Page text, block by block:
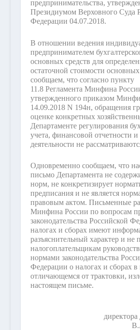
предпринимательства,
Президиумом Верховного Суда
Федерации 04.07.2018.
В отношении ведения
предпринимателем
основных средств для
остаточной стоимости основных
сообщаем, что согласно пункту
11.8 Регламента Минфина
утвержденного приказом
14.09.2018 N 194н, обращения
оценке конкретных
Департаменте регулирования
учета, финансовой отчетности и
деятельности не
Одновременно сообщаем, что
письмо Департамента не
норм, не конкретизирует
предписания и не является
правовым актом. Письменные
Минфина России по вопросам
законодательства Российской
налогах и сборах имеют
разъяснительный характер и не
налогоплательщикам
нормами законодательства
Федерации о налогах и сборах
отличающемся от трактовки,
настоящем письме.